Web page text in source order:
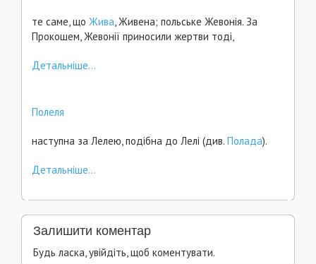
те саме, що Жива, Живена; польське Жевонія. За
Прокошем, Жевонії приносили жертви тоді,
Детальніше...
Полеля
наступна за Лелею, подібна до Лелі (див. Полада).
Детальніше...
Залишити коментар
Будь ласка, увійдіть, щоб коментувати.